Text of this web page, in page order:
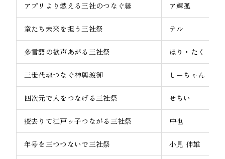
アプリより燃える三社のつなぐ縁 ア輝孤
童たち未来を担う三社祭 テル
多言語の歓声あがる三社祭 ほり・たく
三世代魂つなぐ神輿渡御 しーちゃん
四次元で人をつなげる三社祭 せちい
疫去りて江戸ッ子つながる三社祭 中也
年号を三つつないで三社祭 小見 伸雄